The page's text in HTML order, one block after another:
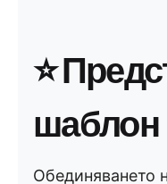
⭐
шаблон
Обединяването